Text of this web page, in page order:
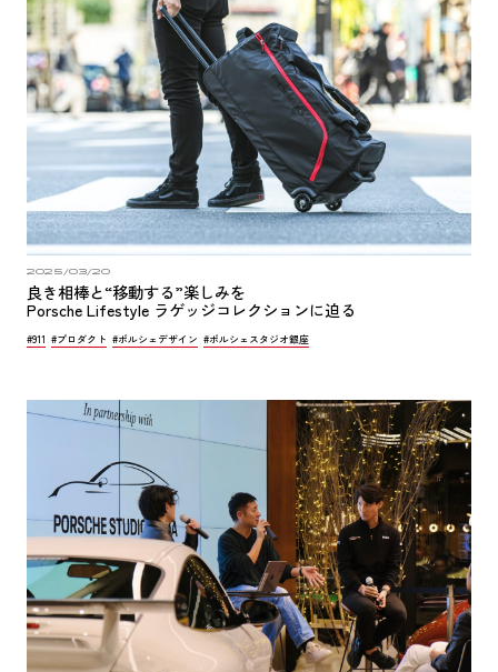
2025/03/20
良き相棒と“移動する”楽しみを
Porsche Lifestyle ラゲッジコレクションに迫る
#911 #プロダクト #ポルシェデザイン #ポルシェスタジオ銀座